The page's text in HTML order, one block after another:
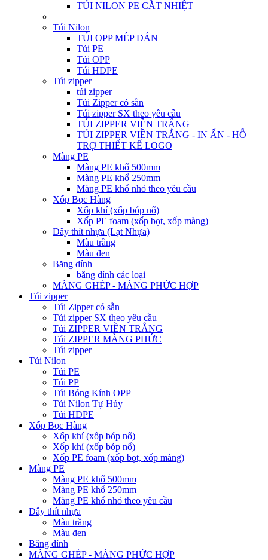
TÚI NILON PE CẮT NHIỆT
Túi Nilon
TÚI OPP MÉP DÁN
Túi PE
Túi OPP
Túi HDPE
Túi zipper
túi zipper
Túi Zipper có sẵn
Túi zipper SX theo yêu cầu
TÚI ZIPPER VIỀN TRẮNG
TÚI ZIPPER VIỀN TRẮNG - IN ẤN - HỖ
TRỢ THIẾT KẾ LOGO
Màng PE
Màng PE khổ 500mm
Màng PE khổ 250mm
Màng PE khổ nhỏ theo yêu cầu
Xốp Bọc Hàng
Xốp khí (xốp bóp nổ)
Xốp PE foam (xốp bọt, xốp màng)
Dây thít nhựa (Lạt Nhựa)
Màu trắng
Màu đen
Băng dính
băng dính các loại
MÀNG GHÉP - MÀNG PHỨC HỢP
Túi zipper
Túi Zipper có sẵn
Túi zipper SX theo yêu cầu
Túi ZIPPER VIỀN TRẮNG
Túi ZIPPER MÀNG PHỨC
Túi zipper
Túi Nilon
Túi PE
Túi PP
Túi Bóng Kính OPP
Túi Nilon Tự Hủy
Túi HDPE
Xốp Bọc Hàng
Xốp khí (xốp bóp nổ)
Xốp khí (xốp bóp nổ)
Xốp PE foam (xốp bọt, xốp màng)
Màng PE
Màng PE khổ 500mm
Màng PE khổ 250mm
Màng PE khổ nhỏ theo yêu cầu
Dây thít nhựa
Màu trắng
Màu đen
Băng dính
MÀNG GHÉP - MÀNG PHỨC HỢP